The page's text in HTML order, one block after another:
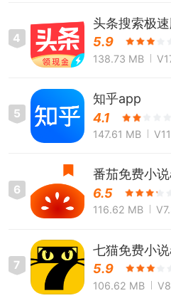
4
头条搜索极
5.9
138.73 MB
5
知乎app
4.1
147.61 MB
6
番茄免费小
6.5
116.62 MB
7
七猫免费小
5.9
106.62 MB